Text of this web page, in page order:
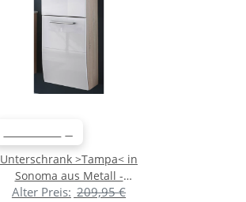
Unterschrank >Tampa< in
Sonoma aus Metall -
39x88x31cm (BxHxT)
Alter Preis: 209,95 €